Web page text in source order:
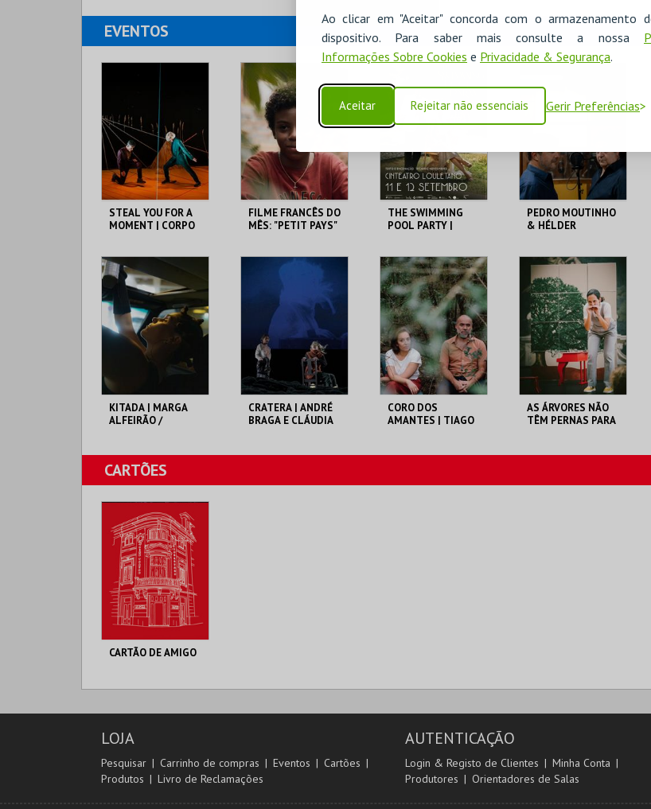
Ao clicar em "Aceitar" concorda com o armazenamento
dispositivo. Para saber mais consulte a nossa
Informações Sobre Cookies e Privacidade & Segurança.
Aceitar Rejeitar não essenciais Gerir Preferências
EVENTOS
STEAL YOU FOR A
MOMENT | CORPO
CINETEATRO
LOULETANO
MAIS INFO
COMPRAR
FILME FRANCÊS DO
MÊS: "PETIT PAYS"
SOLAR DA MÚSICA
MAIS INFO
COMPRAR
THE SWIMMING
POOL PARTY |
CINETEATRO
LOULETANO
MAIS INFO
COMPRAR
PEDRO MOUTINHO
& HÉLDER
CONVIDADOS
CINETEATRO
LOULETANO
MAIS INFO
COMPRAR
KITADA | MARGA
ALFEIRÃO /
CINETEATRO
LOULETANO
COMPRAR
CRATERA | ANDRÉ
BRAGA E CLÁUDIA
CINETEATRO
CORO DOS
AMANTES | TIAGO
E TÓNAN QUITO
CINETEATRO
AS ÁRVORES NÃO
TÊM PERNAS PARA
SOLAR DA MÚSICA
CARTÕES
CARTÃO DE AMIGO
CINETEATRO
AQUISIÇÃO 2026
COMPRAR
LOJA
Pesquisar Carrinho de compras Eventos
Cartões
Produtos
Livro de Reclamações
AUTENTICAÇÃO
Login & Registo de Clientes
Minha Conta
Produtores
Orientadores de Salas